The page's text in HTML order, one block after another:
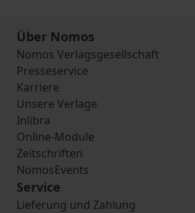
Über Nomos
Nomos Verlagsgesellschaft
Presseservice
Karriere
Unsere Verlage
Inlibra
Online-Module
Zeitschriften
NomosEvents
Service
Lieferung und Zahlung